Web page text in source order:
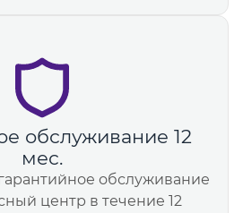
обслуживание 12
мес.
обслуживание
центр в течение 12